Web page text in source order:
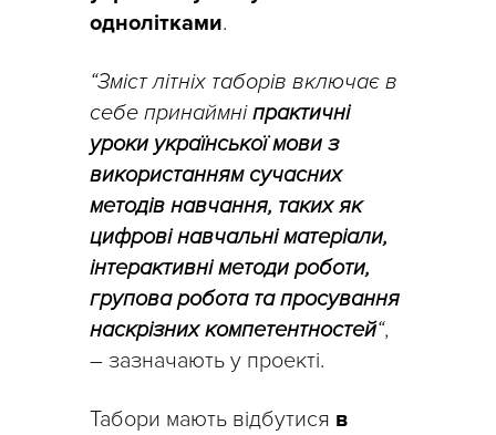
однолітками.
“Зміст літніх таборів включає в
себе принаймніпрактичні
уроки української мови з
використанням сучасних
методів навчання, таких як
цифрові навчальні матеріали,
інтерактивні методи роботи,
групова робота та просування
наскрізних компетентностей“,
– зазначають у проекті.
Табори мають відбутися в